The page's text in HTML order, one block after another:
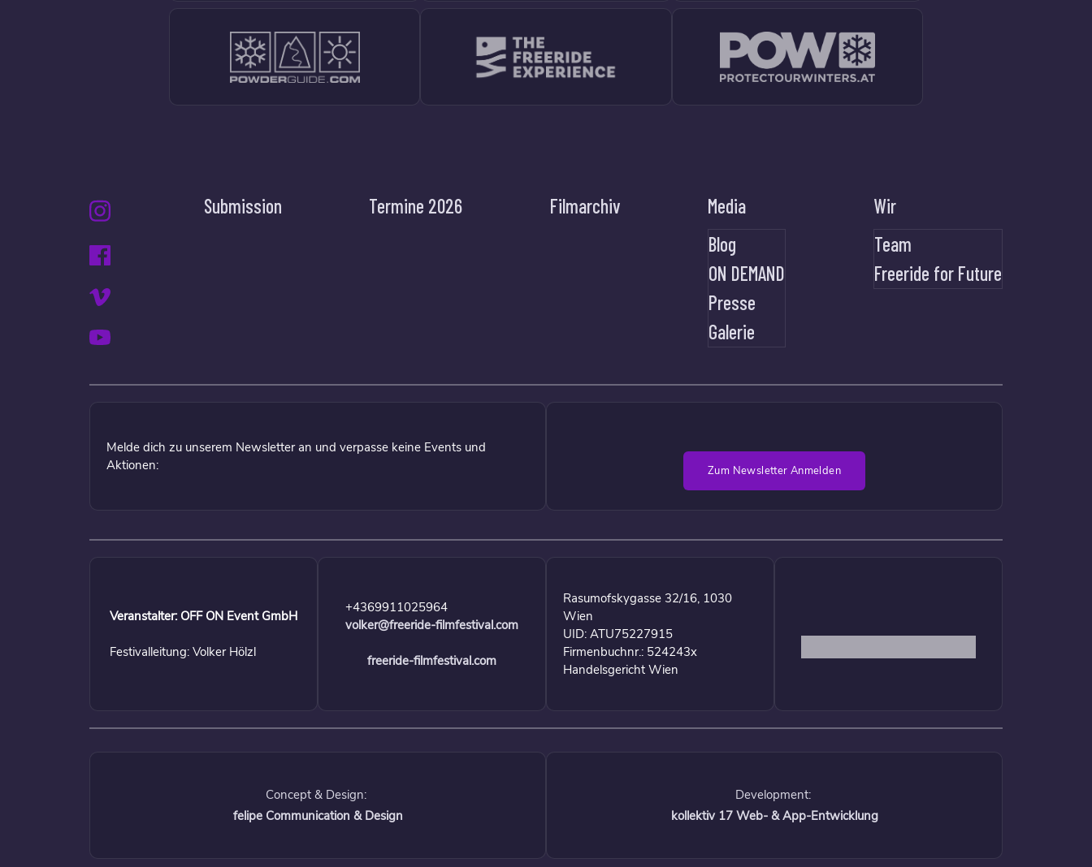
Submission Termine 2026 Filmarchiv
Media
Blog
ON DEMAND
Presse
Galerie
Wir
Team
Freeride for Future
Melde dich zu unserem Newsletter an und verpasse keine Events und
Aktionen:
Zum Newsletter Anmelden
Veranstalter: OFF ON Event GmbH
Festivalleitung: Volker Hölzl
+4369911025964
volker@freeride-filmfestival.com
freeride-filmfestival.com
Rasumofskygasse 32/16, 1030
Wien
UID: ATU75227915
Firmenbuchnr.: 524243x
Handelsgericht Wien
Concept & Design:
felipe Communication & Design
Development:
kollektiv 17 Web- & App-Entwicklung